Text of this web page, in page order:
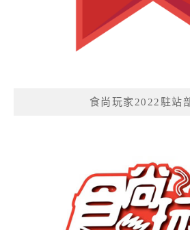
食尚玩家2022駐站